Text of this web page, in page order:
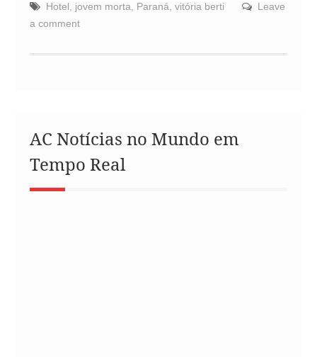
Hotel, jovem morta, Paraná, vitória berti
Leave
a comment
AC Notícias no Mundo em
Tempo Real